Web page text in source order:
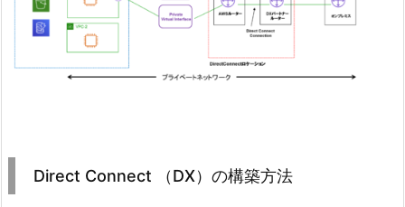
Direct Connect （DX）の構築方法